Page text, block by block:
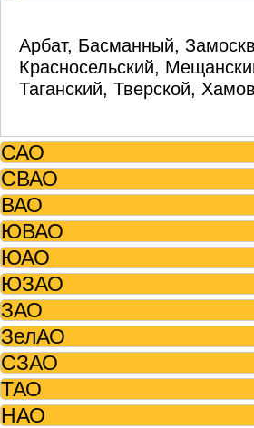
Арбат, Басманный,
Красносельский,
Таганский, Тверской,
САО
СВАО
ВАО
ЮВАО
ЮАО
ЮЗАО
ЗАО
ЗелАО
СЗАО
ТАО
НАО